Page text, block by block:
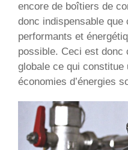
encore de boîtiers de
donc indispensable
performants et
possible. Ceci est donc
globale ce qui constitue
économies d’énergies